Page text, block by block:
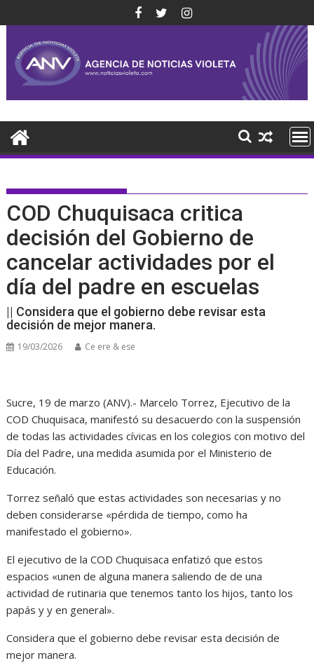
al
contenido
COD Chuquisaca critica
decisión del Gobierno de
cancelar actividades por el
día del padre en escuelas
|| Considera que el gobierno debe revisar esta
decisión de mejor manera.
19/03/2026 Ce ere & ese
Sucre, 19 de marzo (ANV).- Marcelo Torrez, Ejecutivo de la
COD Chuquisaca, manifestó su desacuerdo con la suspensión
de todas las actividades cívicas en los colegios con motivo del
Día del Padre, una medida asumida por el Ministerio de
Educación.
Torrez señaló que estas actividades son necesarias y no
deben considerarse «pérdida de tiempo, como ha
manifestado el gobierno».
El ejecutivo de la COD Chuquisaca enfatizó que estos
espacios «unen de alguna manera saliendo de de una
actividad de rutinaria que tenemos tanto los hijos, tanto los
papás y y en general».
Considera que el gobierno debe revisar esta decisión de
mejor manera.